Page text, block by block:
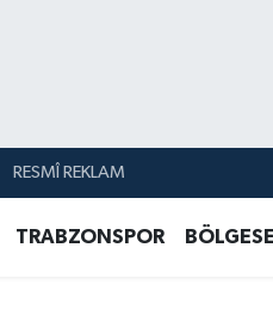
RESMÎ REKLAM
TRABZONSPOR